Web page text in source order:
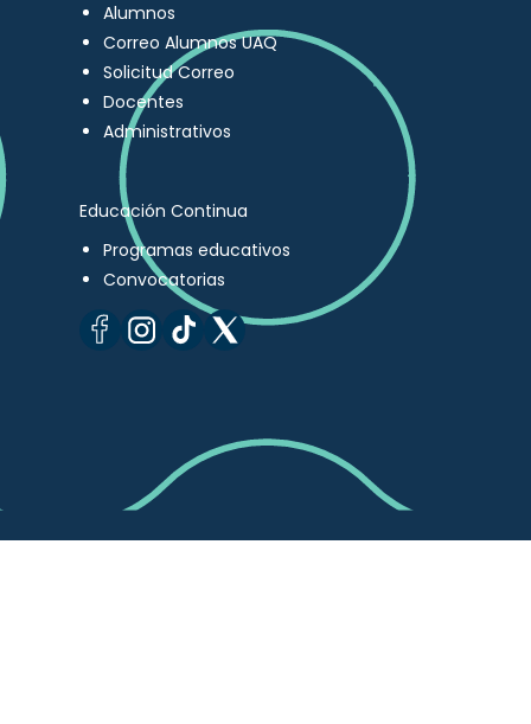
Alumnos
Correo Alumnos UAQ
Solicitud Correo
Docentes
Administrativos
Educación Continua
Programas educativos
Convocatorias